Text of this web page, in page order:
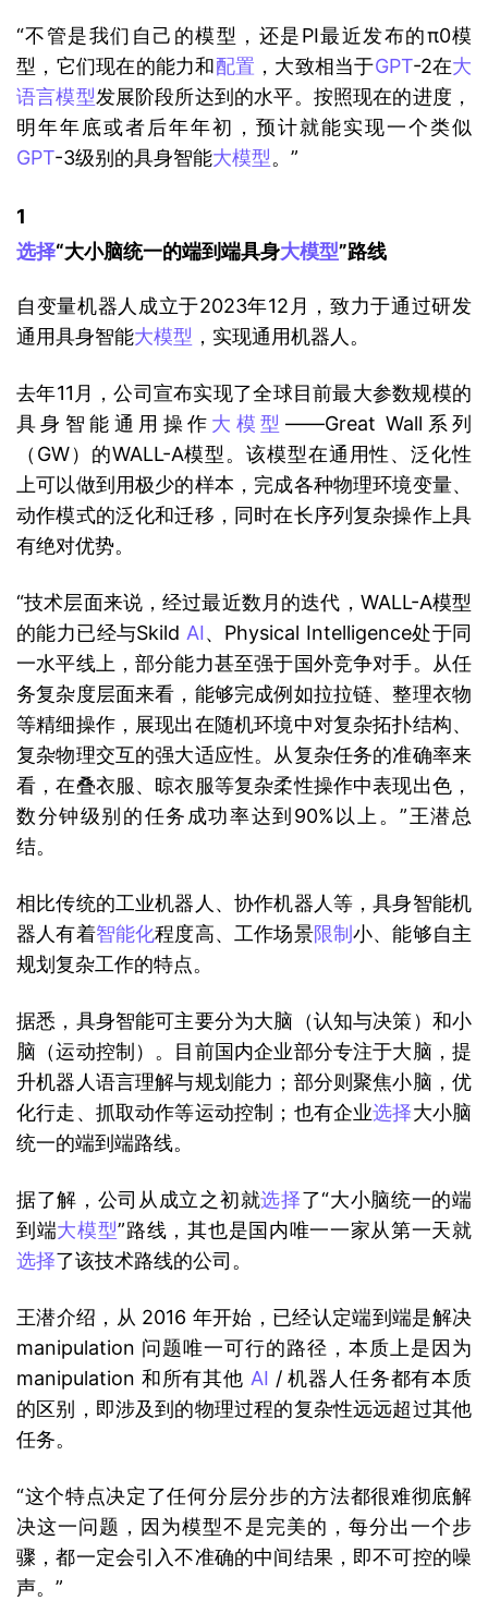
“不管是我们自己的模型，还是PI最近发布的π0模
型，它们现在的能力和配置 ，大致相当于GPT-2在大
语言模型发展阶段所达到的水平。按照现在的进度，
明年年底或者后年年初，预计就能实现一个类似
GPT-3级别的具身智能大模型。”
1
选择“大小脑统一的端到端具身大模型”路线
自变量机器人成立于2023年12月，致力于通过研发
通用具身智能大模型 ，实现通用机器人。
去年11月，公司宣布实现了全球目前最大参数规模的
具身智能通用操作 大模型 ——Great Wall系列
（GW）的WALL-A模型。该模型在通用性、泛化性
上可以做到用极少的样本，完成各种物理环境变量、
动作模式的泛化和迁移，同时在长序列复杂操作上具
有绝对优势。
“技术层面来说，经过最近数月的迭代，WALL-A模型
的能力已经与Skild AI、Physical Intelligence处于同
一水平线上，部分能力甚至强于国外竞争对手。从任
务复杂度层面来看，能够完成例如拉拉链、整理衣物
等精细操作，展现出在随机环境中对复杂拓扑结构、
复杂物理交互的强大适应性。从复杂任务的准确率来
看，在叠衣服、晾衣服等复杂柔性操作中表现出色，
数分钟级别的任务成功率达到90%以上。”王潜总
结。
相比传统的工业机器人、协作机器人等，具身智能机
器人有着智能化程度高、工作场景限制小、能够自主
规划复杂工作的特点。
据悉，具身智能可主要分为大脑（认知与决策）和小
脑（运动控制）。目前国内企业部分专注于大脑，提
升机器人语言理解与规划能力；部分则聚焦小脑，优
化行走、抓取动作等运动控制；也有企业选择大小脑
统一的端到端路线。
据了解，公司从成立之初就选择了“大小脑统一的端
到端大模型”路线，其也是国内唯一一家从第一天就
选择了该技术路线的公司。
王潜介绍，从 2016 年开始，已经认定端到端是解决
manipulation 问题唯一可行的路径，本质上是因为
manipulation 和所有其他 AI / 机器人任务都有本质
的区别，即涉及到的物理过程的复杂性远远超过其他
任务。
“这个特点决定了任何分层分步的方法都很难彻底解
决这一问题，因为模型不是完美的，每分出一个步
骤，都一定会引入不准确的中间结果，即不可控的噪
声。”